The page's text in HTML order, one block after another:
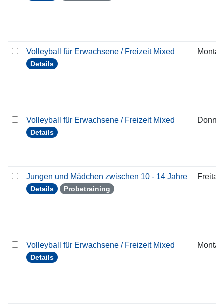
Volleyball für Erwachsene / Freizeit Mixed
Details
Montag
Volleyball für Erwachsene / Freizeit Mixed
Details
Jungen und Mädchen zwischen 10 - 14 Jahre
Details Probetraining
Freitag
Volleyball für Erwachsene / Freizeit Mixed
Details
Montag